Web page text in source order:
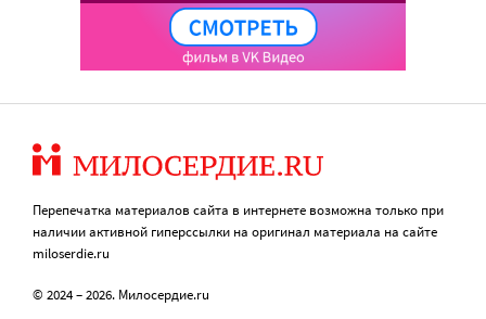
Перепечатка материалов сайта в интернете возможна только при
наличии активной гиперссылки на оригинал материала на сайте
miloserdie.ru
© 2024 – 2026. Милосердие.ru